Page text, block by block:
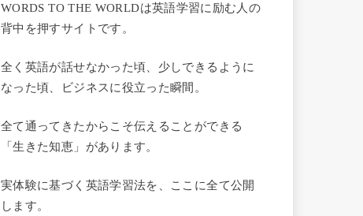
WORDS TO THE WORLDは英語学習に励む人の
背中を押すサイトです。
全く英語が話せなかった頃、少しできるように
なった頃、ビジネスに役立った瞬間。
全て通ってきたからこそ伝えることができる
「生きた知恵」があります。
実体験に基づく英語学習法を、ここに全て公開
します。